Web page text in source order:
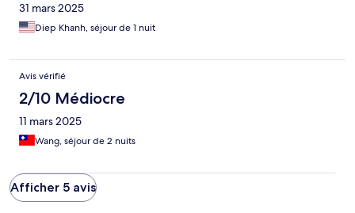
31 mars 2025
Diep Khanh, séjour de 1 nuit
Avis vérifié
2/10 Médiocre
11 mars 2025
Wang, séjour de 2 nuits
Afficher 5 avis